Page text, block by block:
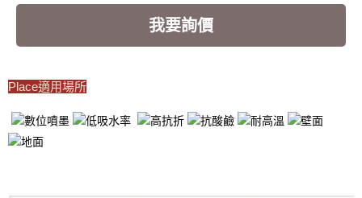
我要詢價
Place適用場所